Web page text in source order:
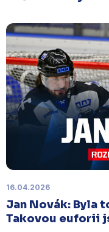
dětem.
končí v neděli 11.
Náhradní termín
Úterý 18. listopadu |
Labem, které se
listopadu, bylo z
. Kluby se
termínu, Bruslaři se
v Kotlině ve středu
16.04.2026
Jan Novák: Byla
Takovou euforii